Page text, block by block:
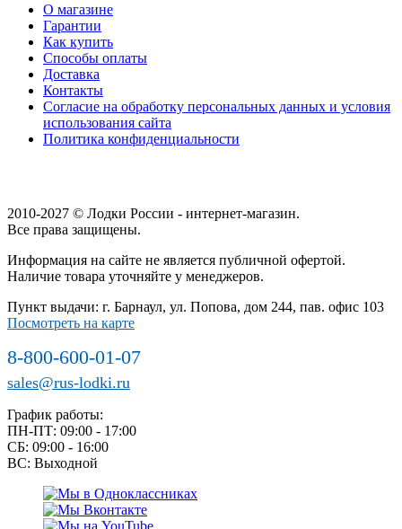
О магазине
Гарантии
Как купить
Способы оплаты
Доставка
Контакты
Согласие на обработку персональных данных и условия
использования сайта
Политика конфиденциальности
2010-2027 © Лодки России - интернет-магазин.
Все права защищены.
Информация на сайте не является публичной офертой.
Наличие товара уточняйте у менеджеров.
Пункт выдачи: г. Барнаул, ул. Попова, дом 244, пав. офис 103
Посмотреть на карте
8-800-600-01-07
sales@rus-lodki.ru
График работы:
ПН-ПТ: 09:00 - 17:00
СБ: 09:00 - 16:00
ВС: Выходной